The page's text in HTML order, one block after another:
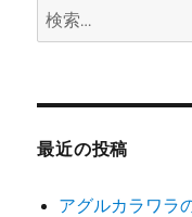
検
索:
最近の投稿
アグルカラワラ